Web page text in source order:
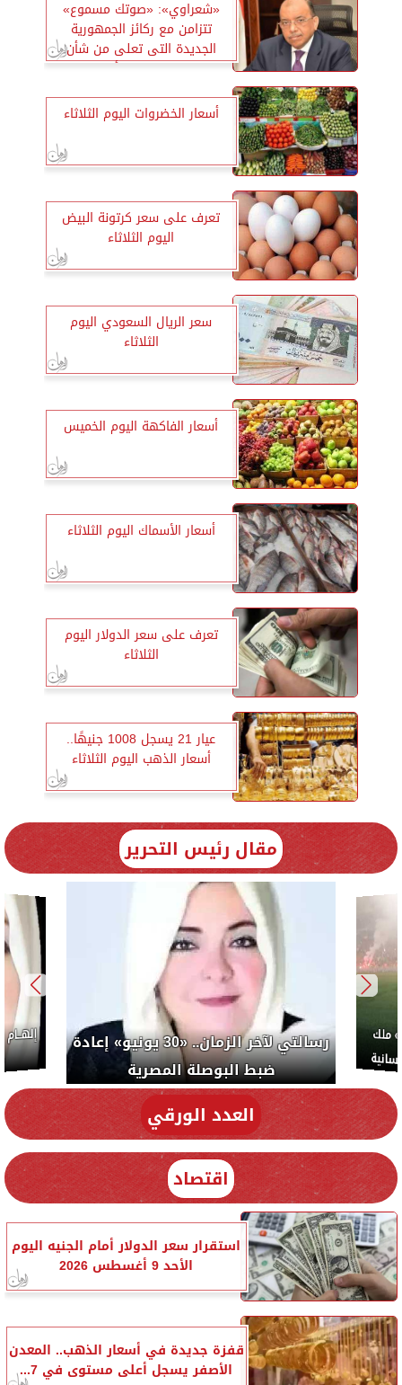
«شعراوي»: «صوتك مسموع»
تتزامن مع ركائز الجمهورية
الجديدة التى تعلى من شأن
المواطن وحل 86.4 ألف شكوى
أسعار الخضروات اليوم الثلاثاء
تعرف على سعر كرتونة البيض
اليوم الثلاثاء
سعر الريال السعودي اليوم
الثلاثاء
أسعار الفاكهة اليوم الخميس
أسعار الأسماك اليوم الثلاثاء
تعرف على سعر الدولار اليوم
الثلاثاء
عيار 21 يسجل 1008 جنيهًا..
أسعار الذهب اليوم الثلاثاء
مقال رئيس التحرير
رسالتي لآخر الزمان.. «30 يونيو» إعادة
ضبط البوصلة المصرية
«صلاح» ملك
والإنسانية
العدد الورقي
اقتصاد
استقرار سعر الدولار أمام الجنيه اليوم
الأحد 9 أغسطس 2026
قفزة جديدة في أسعار الذهب.. المعدن
الأصفر يسجل أعلى مستوى في 7...